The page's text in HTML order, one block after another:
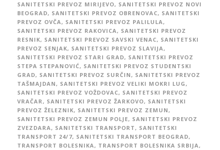
SANITETSKI PREVOZ MIRIJEVO, SANITETSKI PREVOZ NOVI
BEOGRAD, SANITETSKI PREVOZ OBRENOVAC, SANITETSKI
PREVOZ OVČA, SANITETSKI PREVOZ PALILULA,
SANITETSKI PREVOZ RAKOVICA, SANITETSKI PREVOZ
RESNIK, SANITETSKI PREVOZ SAVSKI VENAC, SANITETSKI
PREVOZ SENJAK, SANITETSKI PREVOZ SLAVIJA,
SANITETSKI PREVOZ STARI GRAD, SANITETSKI PREVOZ
STEPA STEPANOVIĆ, SANITETSKI PREVOZ STUDENTSKI
GRAD, SANITETSKI PREVOZ SURČIN, SANITETSKI PREVOZ
TAŠMAJDAN, SANITETSKI PREVOZ VELIKI MOKRI LUG,
SANITETSKI PREVOZ VOŽDOVAC, SANITETSKI PREVOZ
VRAČAR, SANITETSKI PREVOZ ŽARKOVO, SANITETSKI
PREVOZ ŽELEZNIK, SANITETSKI PREVOZ ZEMUN,
SANITETSKI PREVOZ ZEMUN POLJE, SANITETSKI PREVOZ
ZVEZDARA, SANITETSKI TRANSPORT, SANITETSKI
TRANSPORT 24/7, SANITETSKI TRANSPORT BEOGRAD,
TRANSPORT BOLESNIKA, TRANSPORT BOLESNIKA SRBIJA,